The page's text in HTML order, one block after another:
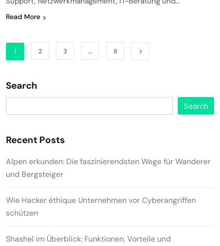
Read More
1 2 3 … 8
Search
Search
Recent Posts
Alpen erkunden: Die faszinierendsten Wege für Wanderer
und Bergsteiger
Wie Hacker éthique Unternehmen vor Cyberangriffen
schützen
Shashel im Überblick: Funktionen, Vorteile und